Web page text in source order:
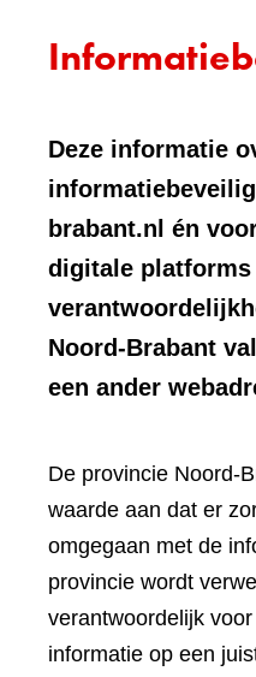
Deze informatie
brabant.nl én
digitale platforms
Noord-Brabant
een ander
De provincie Noord-
waarde aan dat er
omgegaan met de
provincie wordt
verantwoordelijk
informatie op een